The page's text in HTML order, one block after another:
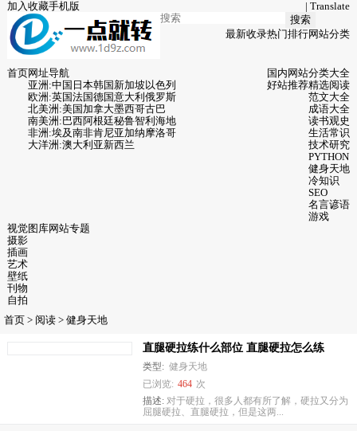
加入收藏手机版 |Translate
搜索
最新收录热门排行网站分类
首页网址导航
亚洲:中国 日本韩国 新加坡 以色列
欧洲:英国法国德国意大利 俄罗斯
北美洲:美国 加拿大墨西哥古巴
南美洲:巴西阿根廷秘鲁智利 海地
非洲:埃及南非肯尼亚加纳摩洛哥
大洋洲:澳大利亚新西兰
国内网站分类大全
好站推荐精选阅读
范文大全
成语大全
读书观史
生活常识
技术研究
PYTHON
健身天地
冷知识
SEO
名言谚语
游戏
视觉图库
摄影
插画
艺术
壁纸
刊物
自拍
网站专题
首页 > 阅读 > 健身天地
直腿硬拉练什么部位 直腿硬拉怎么练
类型: 健身天地
已浏览: 464 次
描述: 对于硬拉，很多人都有所了解，硬拉又分为
屈腿硬拉、直腿硬拉，但是这两...